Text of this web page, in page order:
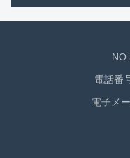
電話番
電子メ